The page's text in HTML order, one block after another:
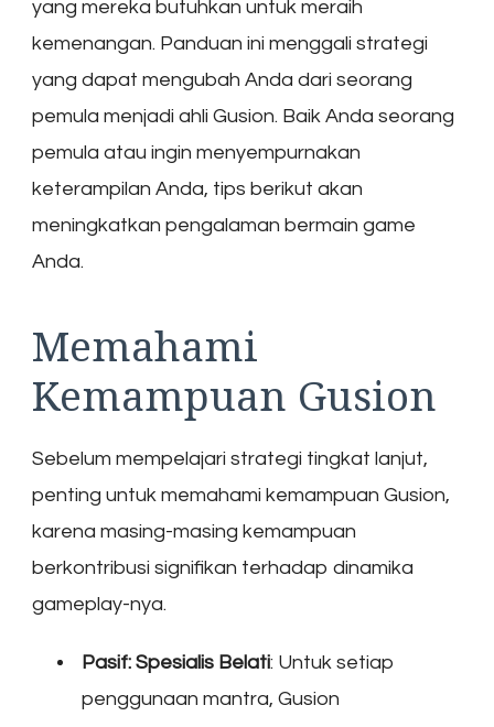
yang mereka butuhkan untuk meraih
kemenangan. Panduan ini menggali strategi
yang dapat mengubah Anda dari seorang
pemula menjadi ahli Gusion. Baik Anda seorang
pemula atau ingin menyempurnakan
keterampilan Anda, tips berikut akan
meningkatkan pengalaman bermain game
Anda.
Memahami
Kemampuan Gusion
Sebelum mempelajari strategi tingkat lanjut,
penting untuk memahami kemampuan Gusion,
karena masing-masing kemampuan
berkontribusi signifikan terhadap dinamika
gameplay-nya.
Pasif: Spesialis Belati: Untuk setiap
penggunaan mantra, Gusion